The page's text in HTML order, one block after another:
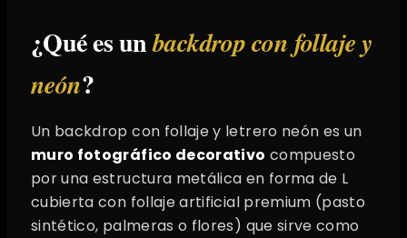
¿Qué es unbackdrop con follaje y
neón?
Un backdrop con follaje y letrero neón es un
muro fotográfico decorativo compuesto
por una estructura metálica en forma de L
cubierta con follaje artificial premium (pasto
sintético, palmeras o flores) que sirve como